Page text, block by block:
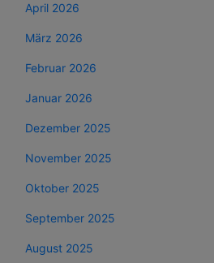
April 2026
März 2026
Februar 2026
Januar 2026
Dezember 2025
November 2025
Oktober 2025
September 2025
August 2025